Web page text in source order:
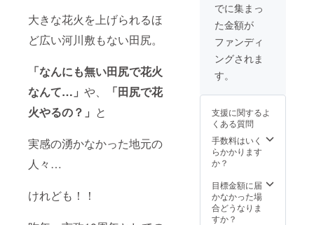
大きな花火を上げられるほ
ど広い河川敷もない田尻。
「なんにも無い田尻で花火
なんて…」 や、
「田尻で花
火やるの？」 と
実感の湧かなかった地元の
人々…
けれども！！
さん、誕生日お
めでとうござい
ま～す！」
B「■■■さん、
（お孫さん、お
子さん）誕生お
めでとうござい
結婚おめでとう
ございま～す！
お幸せに～！」
D・・・オリジ
ナルメッセージ
希望の方はお申
し付け下さい ※
花火打ち上げ
メッセージ、会
場入口へのお名
☆「ティーナ・
カリーナ 直筆
サイン色紙」プ
レゼント！！＆
肉まつりで一緒
に写真撮影
♪ リ
花火打ち上げの
際にあなたの
メッセージを会
場にてアナウン
ス♪ ※メッセージ
の種類をお選び
下さい A「■■■
めでとうござい
ま～す！」
B「■■■さん、
（お孫さん、お
ジーアイスク
リーム」（2個
セット） リター
ンその６★櫓
（やぐら）の上
で会場のレトロ
な雰囲気を感じ
打ち上げ花火を
見れるVIP席をご
用意♪※1組2名様
までとさせて頂
きます リターン
その７☆「久宝
瑠理子 直筆サ
ゼント！！＆肉
まつりで一緒に
写真撮影
♪ リ
♨・・・「さく
らの湯入浴券」
（半年間有効・
２枚） リターン
その４★これで
あなたもネイ
ティブな会話
を！「Avain特
製 方言手ぬぐ
い」（1枚） リ
ターンその５☆
夏にぴった
り！！田尻地場
産品「ジャー
ジーアイスク
セット） リター
ンその６★櫓
（やぐら）の上
で会場のレトロ
でに集まっ
た金額が
ファンディ
ングされま
す。
支援に関するよ
くある質問
手数料はいく
らかかります
か？
目標金額に届
かなかった場
合どうなりま
すか？